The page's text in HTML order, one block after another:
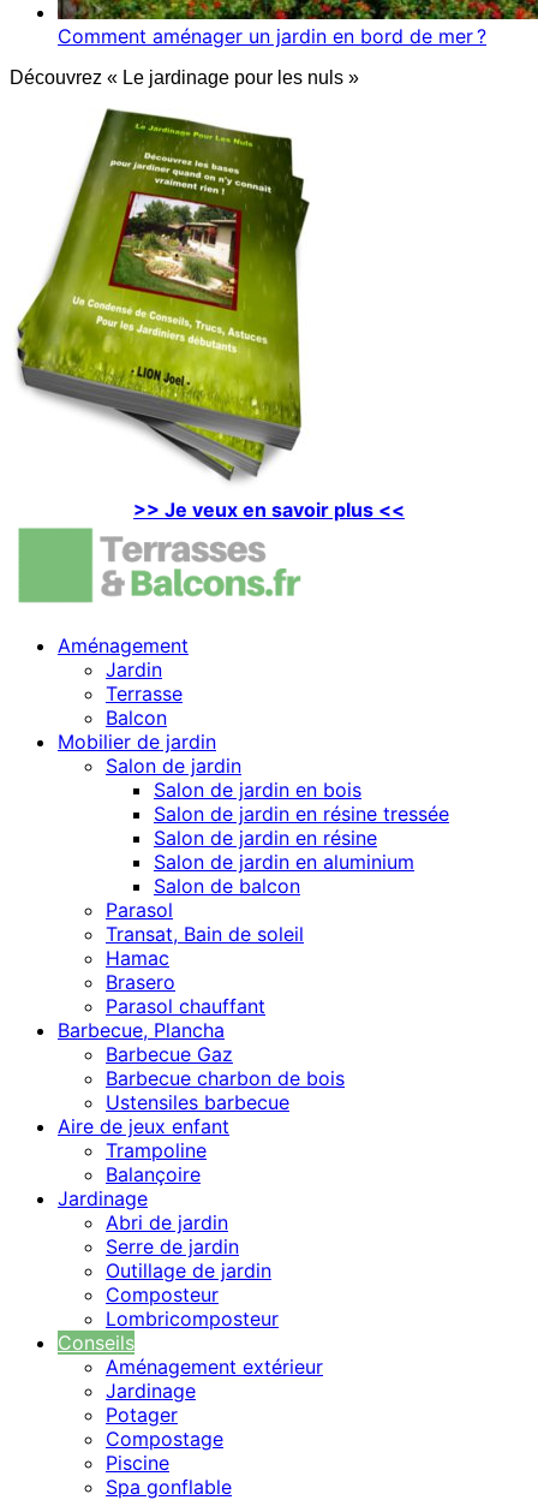
Comment aménager un jardin en bord de mer ?
Découvrez « Le jardinage pour les nuls »
>> Je veux en savoir plus <<
Aménagement
Jardin
Terrasse
Balcon
Mobilier de jardin
Salon de jardin
Salon de jardin en bois
Salon de jardin en résine tressée
Salon de jardin en résine
Salon de jardin en aluminium
Salon de balcon
Parasol
Transat, Bain de soleil
Hamac
Brasero
Parasol chauffant
Barbecue, Plancha
Barbecue Gaz
Barbecue charbon de bois
Ustensiles barbecue
Aire de jeux enfant
Trampoline
Balançoire
Jardinage
Abri de jardin
Serre de jardin
Outillage de jardin
Composteur
Lombricomposteur
Conseils
Aménagement extérieur
Jardinage
Potager
Compostage
Piscine
Spa gonflable